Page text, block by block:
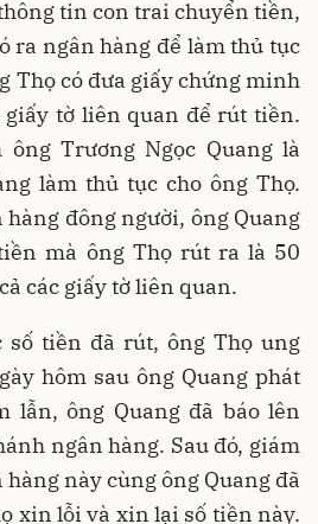
tin con trai chuyển tiền,
ra ngân hàng để làm thủ tục
Thọ có đưa giấy chứng minh
giấy tờ liên quan để rút tiền.
Trương Ngọc Quang là
làm thủ tục cho ông Thọ.
đông người, ông Quang
mà ông Thọ rút ra là 50
các giấy tờ liên quan.
số tiền đã rút, ông Thọ ung
hôm sau ông Quang phát
lẫn, ông Quang đã báo lên
ngân hàng. Sau đó, giám
này cùng ông Quang đã
xin lỗi và xin lại số tiền này.